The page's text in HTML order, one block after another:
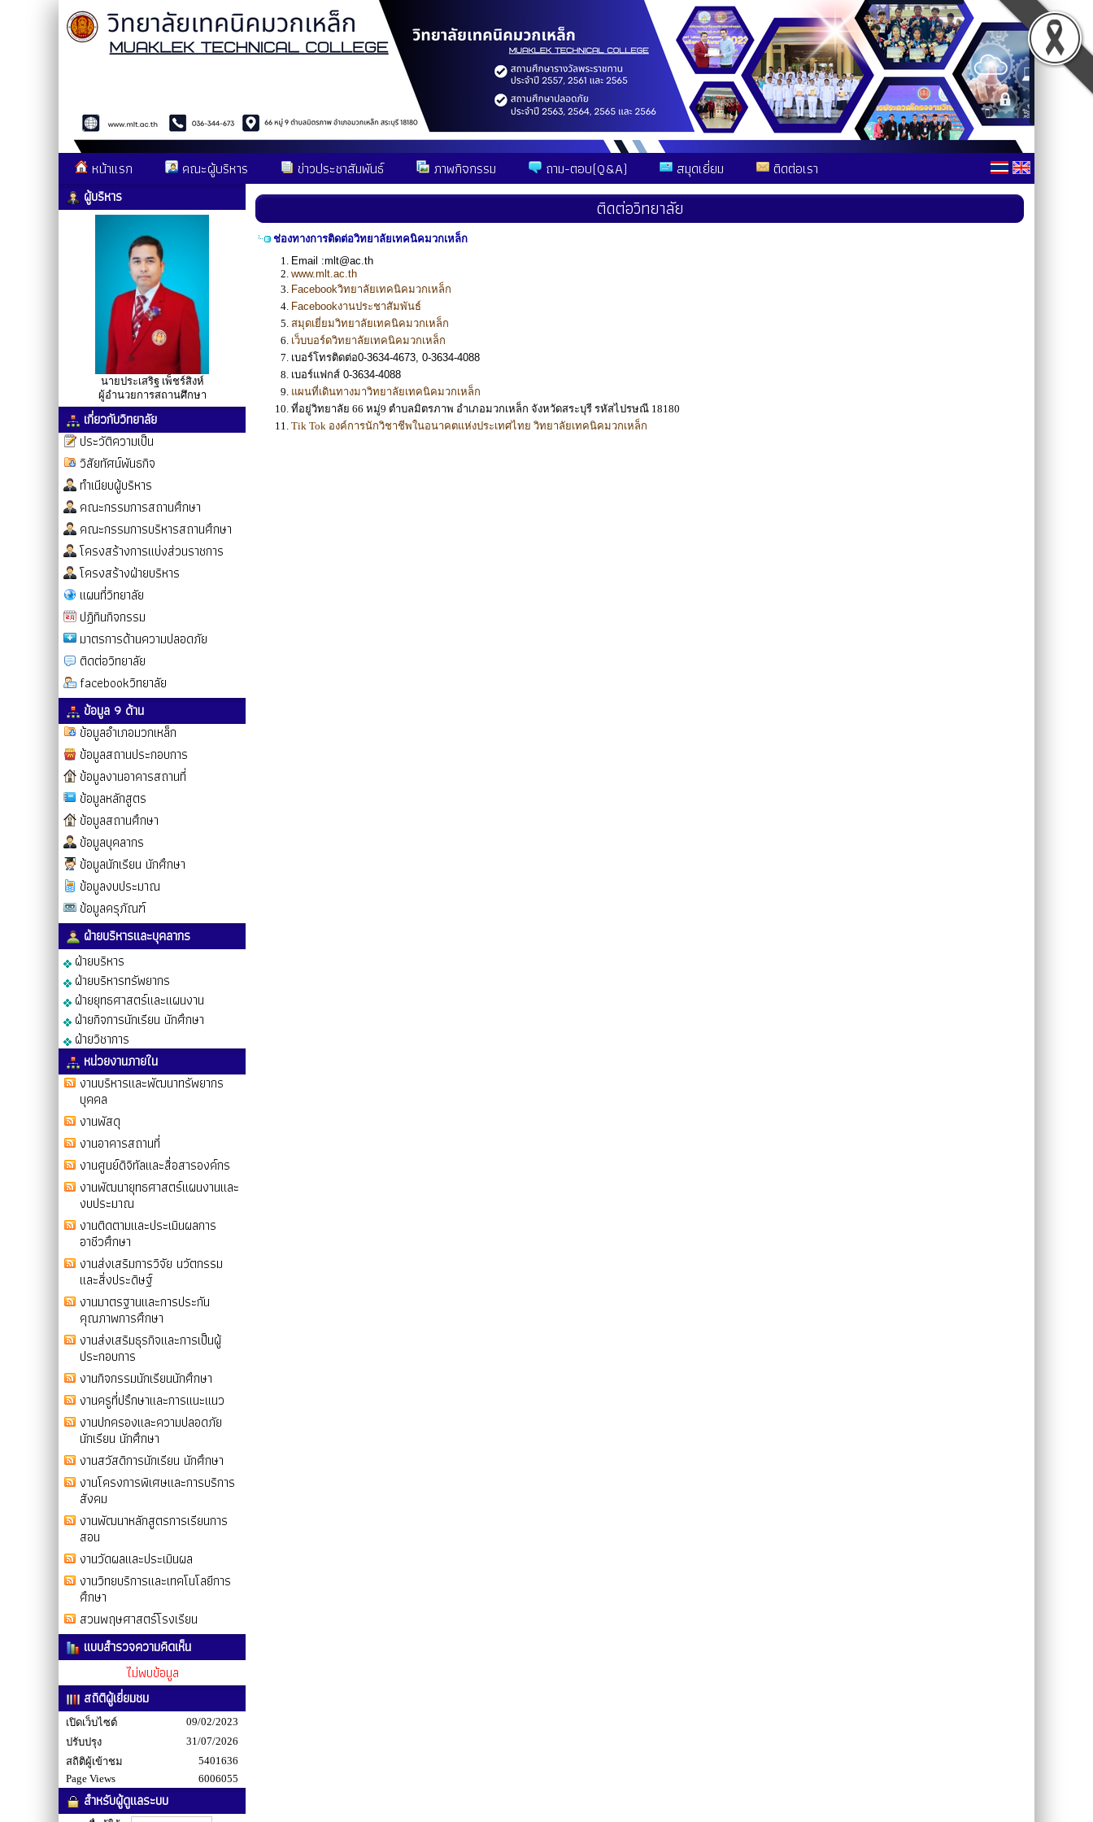
หน้าแรก คณะผู้บริหาร ข่าวประชาสัมพันธ์ ภาพกิจกรรม ถาม-ตอบ(Q&A) สมุดเยี่ยม ติดต่อเรา
ผู้บริหาร
นายประเสริฐ เพ็ชร์สิงห์
ผู้อำนวยการสถานศึกษา
เกี่ยวกับวิทยาลัย
ประวัติความเป็น
วิสัยทัศน์พันธกิจ
ทำเนียบผู้บริหาร
คณะกรรมการสถานศึกษา
คณะกรรมการบริหารสถานศึกษา
โครงสร้างการแบ่งส่วนราชการ
โครงสร้างฝ่ายบริหาร
แผนที่วิทยาลัย
ปฏิทินกิจกรรม
มาตรการด้านความปลอดภัย
ติดต่อวิทยาลัย
facebookวิทยาลัย
ข้อมูล 9 ด้าน
ข้อมูลอำเภอมวกเหล็ก
ข้อมูลสถานประกอบการ
ข้อมูลงานอาคารสถานที่
ข้อมูลหลักสูตร
ข้อมูลสถานศึกษา
ข้อมูลบุคลากร
ข้อมูลนักเรียน นักศึกษา
ข้อมูลงบประมาณ
ข้อมูลครุภัณฑ์
ฝ่ายบริหารและบุคลากร
ฝ่ายบริหาร
ฝ่ายบริหารทรัพยากร
ฝ่ายยุทธศาสตร์และแผนงาน
ฝ่ายกิจการนักเรียน นักศึกษา
ฝ่ายวิชาการ
หน่วยงานภายใน
งานบริหารและพัฒนาทรัพยากร
บุคคล
งานพัสดุ
งานอาคารสถานที่
งานศูนย์ดิจิทัลและสื่อสารองค์กร
งานพัฒนายุทธศาสตร์แผนงานและ
งบประมาณ
งานติดตามและประเมินผลการ
อาชีวศึกษา
งานส่งเสริมการวิจัย นวัตกรรม
และสิ่งประดิษฐ์
งานมาตรฐานและการประกัน
คุณภาพการศึกษา
งานส่งเสริมธุรกิจและการเป็นผู้
ประกอบการ
งานกิจกรรมนักเรียนนักศึกษา
งานครูที่ปรึกษาและการแนะแนว
งานปกครองและความปลอดภัย
นักเรียน นักศึกษา
งานสวัสดิการนักเรียน นักศึกษา
งานโครงการพิเศษและการบริการ
สังคม
งานพัฒนาหลักสูตรการเรียนการ
สอน
งานวัดผลและประเมินผล
งานวิทยบริการและเทคโนโลยีการ
ศึกษา
สวนพฤษศาสตร์โรงเรียน
แบบสำรวจความคิดเห็น
ไม่พบข้อมูล
สถิติผู้เยี่ยมชม
เปิดเว็บไซต์
09/02/2023
ปรับปรุง
31/07/2026
สถิติผู้เข้าชม
5401636
Page Views
6006055
สำหรับผู้ดูแลระบบ
ติดต่อวิทยาลัย
ช่องทางการติดต่อวิทยาลัยเทคนิคมวกเหล็ก
Email :mlt@ac.th
www.mlt.ac.th
Facebookวิทยาลัยเทคนิคมวกเหล็ก
Facebookงานประชาสัมพันธ์
สมุดเยี่ยมวิทยาลัยเทคนิคมวกเหล็ก
เว็บบอร์ดวิทยาลัยเทคนิคมวกเหล็ก
เบอร์โทรติดต่อ0-3634-4673, 0-3634-4088
เบอร์แฟกส์ 0-3634-4088
แผนที่เดินทางมาวิทยาลัยเทคนิคมวกเหล็ก
ที่อยู่วิทยาลัย 66 หมู่9 ตำบลมิตรภาพ อำเภอมวกเหล็ก จังหวัดสระบุรี รหัสไปรษณี 18180
Tik Tok องค์การนักวิชาชีพในอนาคตแห่งประเทศไทย วิทยาลัยเทคนิคมวกเหล็ก